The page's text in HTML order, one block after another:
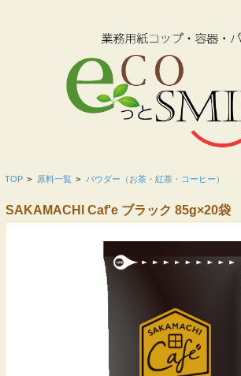
TOP > 原料一覧 > パウダー（お茶・紅茶・コーヒー）
SAKAMACHI Caf'e ブラック 85g×20袋